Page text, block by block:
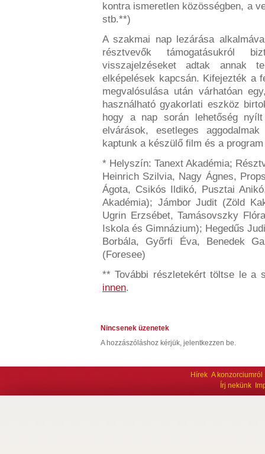
kontra ismeretlen közösségben, a
stb.**)
A szakmai nap lezárása
résztvevők támogatásukról
visszajelzéseket adtak annak
elképelések kapcsán. Kifejezték a
megvalósulása után várhatóan
használható gyakorlati eszköz
hogy a nap során lehetőség
elvárások, esetleges
kaptunk a készülő film és a
* Helyszín: Tanext Akadémia;
Heinrich Szilvia, Nagy Ágnes,
Ágota, Csikós Ildikó, Pusztai
Akadémia); Jámbor Judit (Zöld
Ugrin Erzsébet, Tamásovszky
Iskola és Gimnázium); Hegedűs
Borbála, Győrfi Éva, Benedek
(Foresee)
**További részletekért töltse le a
innen.
Nincsenek üzenetek
A hozzászóláshoz kérjük, jelentkezzen be.
Hírek A konzorciumról
Írj nekünk